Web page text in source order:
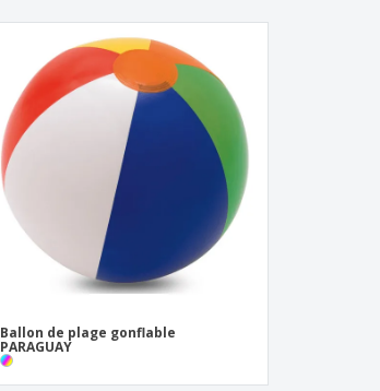
Ballon de plage gonflable
PARAGUAY